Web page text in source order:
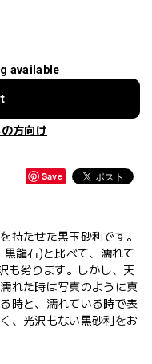
available
方向け
Save
持たせた黒玉砂利です。
龍石)と比べて、濡れて
も劣ります。しかし、天
れた時は写真のように真
時と、濡れている時で表
、光沢もない黒砂利をお